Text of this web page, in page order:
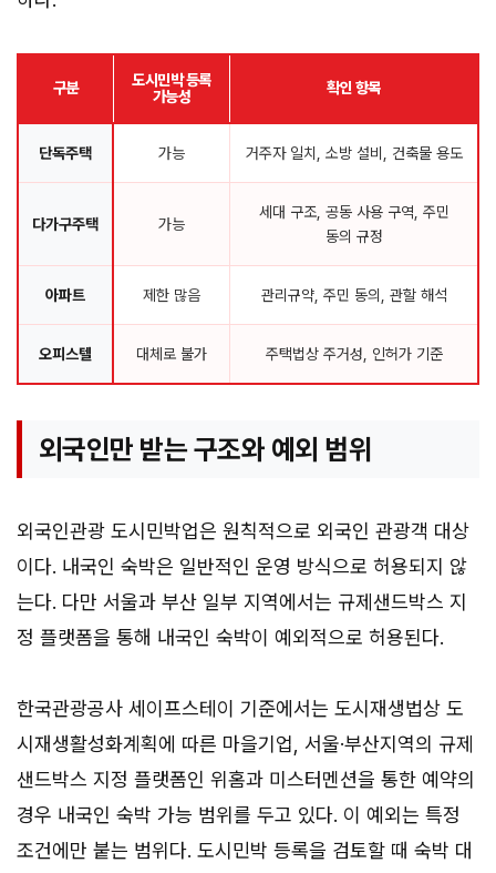
구분
도시민박 등록
가능성
확인 항목
단독주택 가능 거주자 일치, 소방 설비, 건축물 용도
다가구주택 가능
세대 구조, 공동 사용 구역, 주민
동의 규정
아파트 제한 많음 관리규약, 주민 동의, 관할 해석
오피스텔 대체로 불가 주택법상 주거성, 인허가 기준
외국인만 받는 구조와 예외 범위
외국인관광 도시민박업은 원칙적으로 외국인 관광객 대상
이다. 내국인 숙박은 일반적인 운영 방식으로 허용되지 않
는다. 다만 서울과 부산 일부 지역에서는 규제샌드박스 지
정 플랫폼을 통해 내국인 숙박이 예외적으로 허용된다.
한국관광공사 세이프스테이 기준에서는 도시재생법상 도
시재생활성화계획에 따른 마을기업, 서울·부산지역의 규제
샌드박스 지정 플랫폼인 위홈과 미스터멘션을 통한 예약의
경우 내국인 숙박 가능 범위를 두고 있다. 이 예외는 특정
조건에만 붙는 범위다. 도시민박 등록을 검토할 때 숙박 대